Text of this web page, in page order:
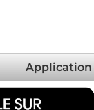
Application